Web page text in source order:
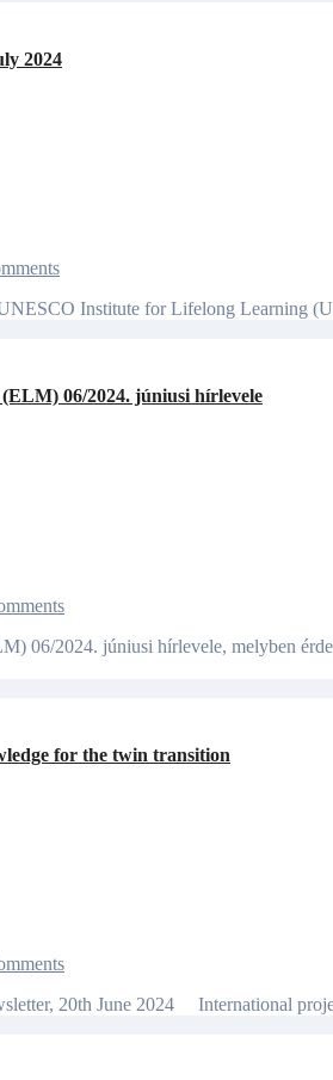
2024
UNESCO Institute for Lifelong
06/2024. júniusi hírlevele
for the twin transition
20th June 2024 International